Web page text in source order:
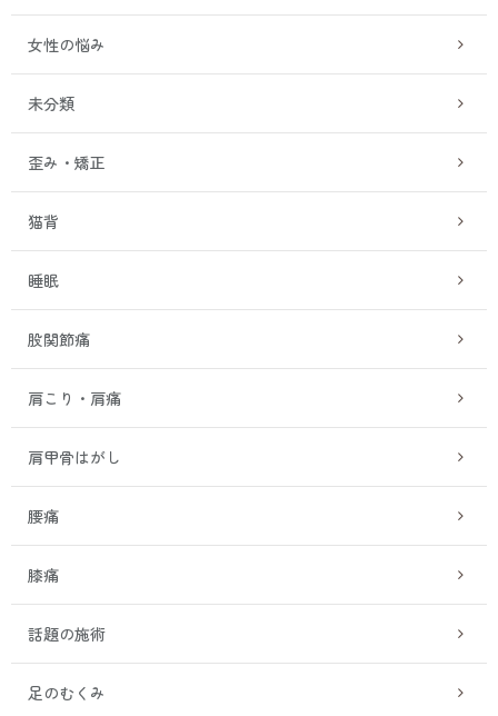
女性の悩み
未分類
歪み・矯正
猫背
睡眠
股関節痛
肩こり・肩痛
肩甲骨はがし
腰痛
膝痛
話題の施術
足のむくみ